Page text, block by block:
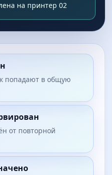
на принтер 02
попадают в общую
от повторной